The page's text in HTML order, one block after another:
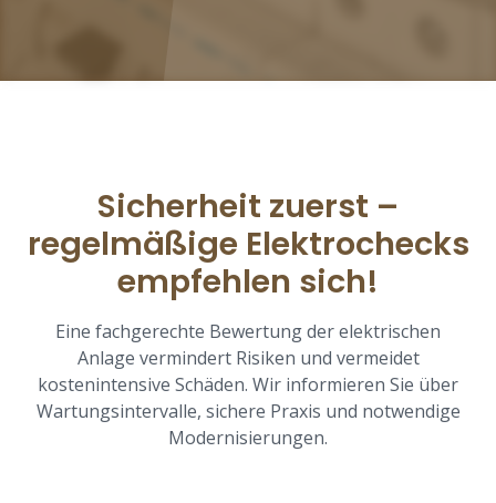
Sicherheit zuerst –
regelmäßige Elektrochecks
empfehlen sich!
Eine fachgerechte Bewertung der elektrischen
Anlage vermindert Risiken und vermeidet
kostenintensive Schäden. Wir informieren Sie über
Wartungsintervalle, sichere Praxis und notwendige
Modernisierungen.